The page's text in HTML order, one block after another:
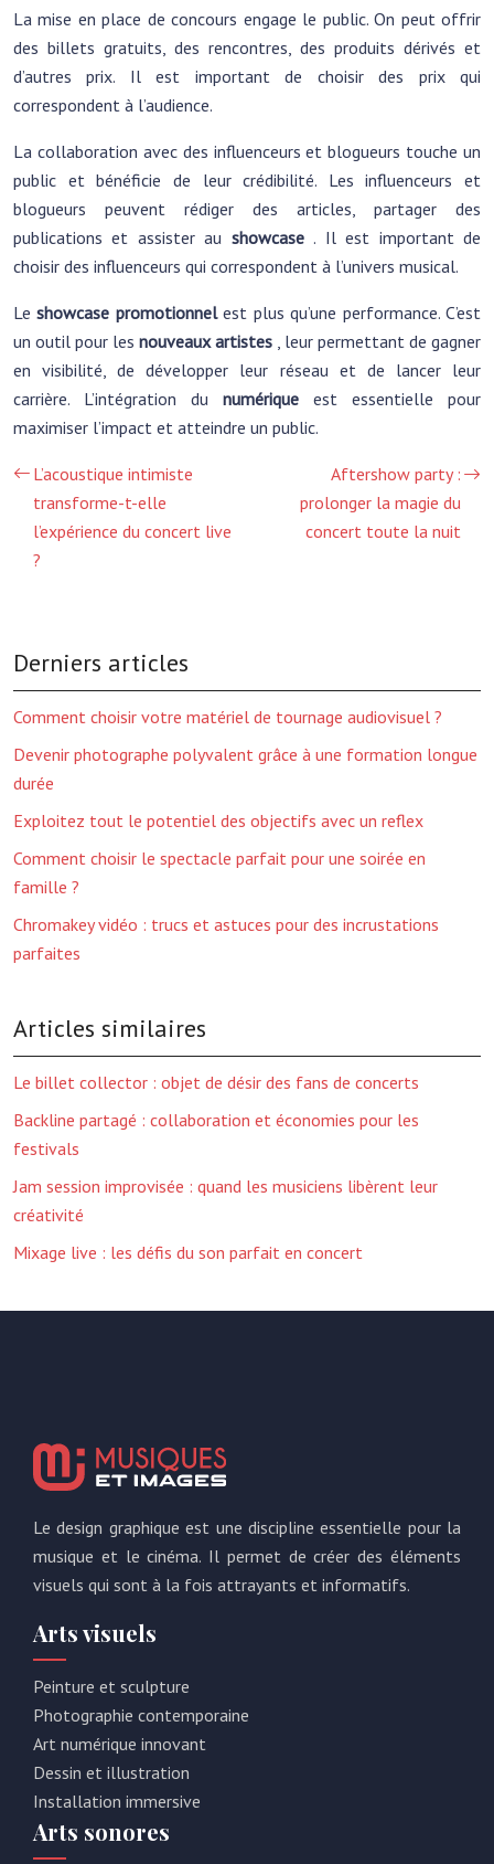
La mise en place de concours engage le public. On peut offrir
des billets gratuits, des rencontres, des produits dérivés et
d’autres prix. Il est important de choisir des prix qui
correspondent à l’audience.
La collaboration avec des influenceurs et blogueurs touche un
public et bénéficie de leur crédibilité. Les influenceurs et
blogueurs peuvent rédiger des articles, partager des
publications et assister au showcase. Il est important de
choisir des influenceurs qui correspondent à l’univers musical.
Leshowcase promotionnelest plus qu’une performance. C’est
un outil pour les nouveaux artistes , leur permettant de gagner
en visibilité, de développer leur réseau et de lancer leur
carrière. L’intégration du numérique est essentielle pour
maximiser l’impact et atteindre un public.
L’acoustique intimiste
transforme-t-elle
l’expérience du concert live
?
Aftershow party :
prolonger la magie du
concert toute la nuit
Derniers articles
Comment choisir votre matériel de tournage audiovisuel ?
Devenir photographe polyvalent grâce à une formation longue
durée
Exploitez tout le potentiel des objectifs avec un reflex
Comment choisir le spectacle parfait pour une soirée en
famille ?
Chromakey vidéo : trucs et astuces pour des incrustations
parfaites
Articles similaires
Le billet collector : objet de désir des fans de concerts
Backline partagé : collaboration et économies pour les
festivals
Jam session improvisée : quand les musiciens libèrent leur
créativité
Mixage live : les défis du son parfait en concert
Le design graphique est une discipline essentielle pour la
musique et le cinéma. Il permet de créer des éléments
visuels qui sont à la fois attrayants et informatifs.
Arts visuels
Peinture et sculpture
Photographie contemporaine
Art numérique innovant
Dessin et illustration
Installation immersive
Arts sonores